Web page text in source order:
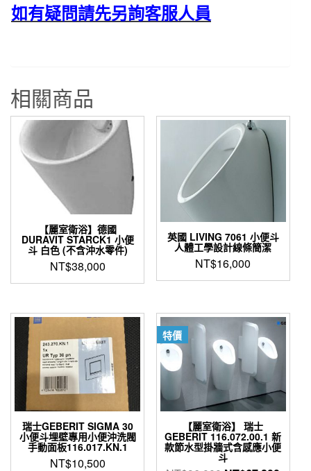
如有疑問請先另詢客服人員
相關商品
【麗室衛浴】德國
DURAVIT STARCK1 小便
斗 白色 (不含沖水零件)
NT$38,000
英國 LIVING 7061 小便斗
人體工學設計線條簡潔
NT$16,000
瑞士GEBERIT SIGMA 30
小便斗埋壁專用小便沖洗閥
手動面板116.017.KN.1
NT$10,500
特價
【麗室衛浴】 瑞士
GEBERIT 116.072.00.1 新
款節水型掛牆式含感應小便
斗